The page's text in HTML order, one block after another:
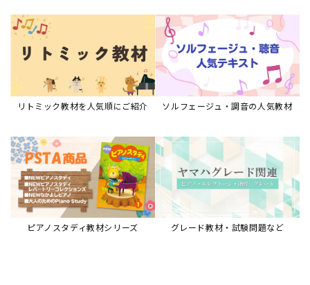
リトミック教材を人気順にご紹介 ソルフェージュ・調音の人気教材
ピアノスタディ教材シリーズ グレード教材・試験問題など